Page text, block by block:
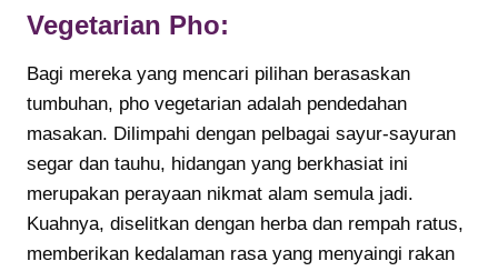
Vegetarian Pho:
Bagi mereka yang mencari pilihan berasaskan
tumbuhan, pho vegetarian adalah pendedahan
masakan. Dilimpahi dengan pelbagai sayur-sayuran
segar dan tauhu, hidangan yang berkhasiat ini
merupakan perayaan nikmat alam semula jadi.
Kuahnya, diselitkan dengan herba dan rempah ratus,
memberikan kedalaman rasa yang menyaingi rakan